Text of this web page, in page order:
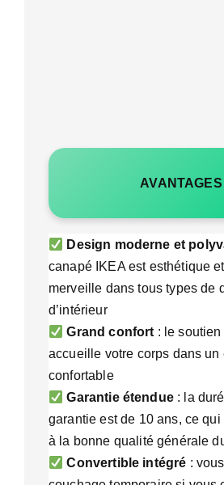
AVANTAGES
Design moderne et
canapé IKEA est esthétique
merveille dans tous types de
d’intérieur
Grand confort : le
accueille votre corps dans un
confortable
Garantie étendue: la
garantie est de 10 ans, ce
à la bonne qualité générale
Convertible intégré :